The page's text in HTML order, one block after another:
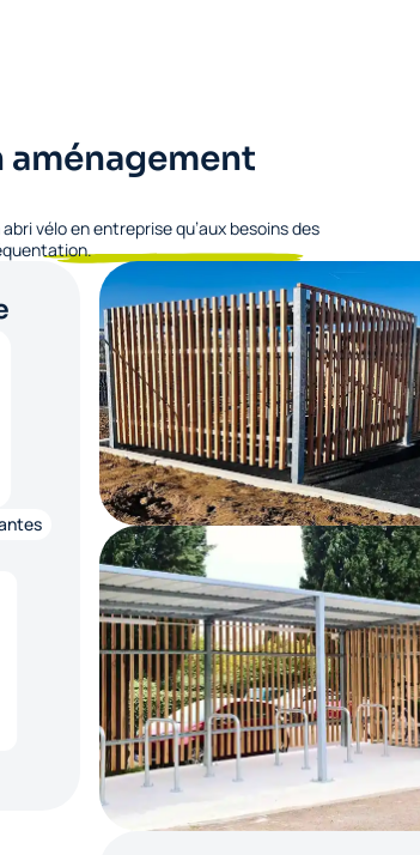
aménagement
vélo en entreprise qu’aux besoins des